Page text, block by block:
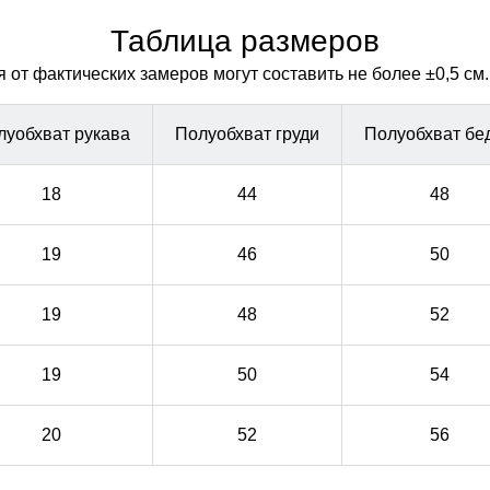
Таблица размеров
фактических замеров могут составить не более ±0,5
рукава Полуобхват груди Полуобхват
18 44 48
19 46 50
19 48 52
19 50 54
20 52 56